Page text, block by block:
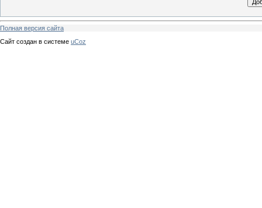
Полная версия сайта
Сайт создан в системе uCoz